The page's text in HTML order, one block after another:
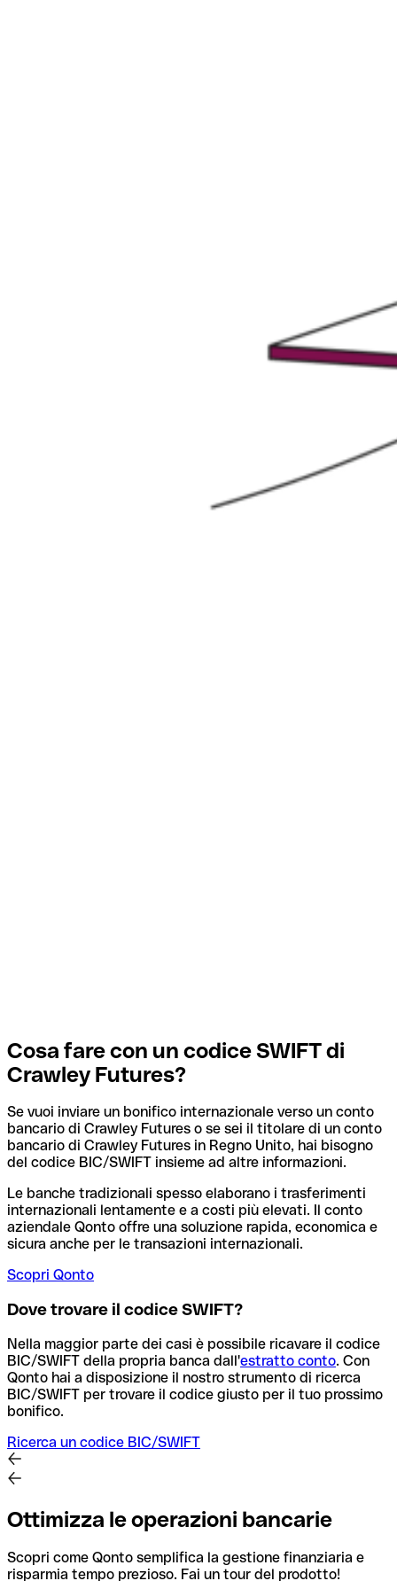
Cosa fare con un codice SWIFT di
Crawley Futures?
Se vuoi inviare un bonifico internazionale verso un conto
bancario di Crawley Futures o se sei il titolare di un conto
bancario di Crawley Futures in Regno Unito, hai bisogno
del codice BIC/SWIFT insieme ad altre informazioni.
Le banche tradizionali spesso elaborano i trasferimenti
internazionali lentamente e a costi più elevati. Il conto
aziendale Qonto offre una soluzione rapida, economica e
sicura anche per le transazioni internazionali.
Scopri Qonto
Dove trovare il codice SWIFT?
Nella maggior parte dei casi è possibile ricavare il codice
BIC/SWIFT della propria banca dall'estratto conto. Con
Qonto hai a disposizione il nostro strumento di ricerca
BIC/SWIFT per trovare il codice giusto per il tuo prossimo
bonifico.
Ricerca un codice BIC/SWIFT
Ottimizza le operazioni bancarie
Scopri come Qonto semplifica la gestione finanziaria e
risparmia tempo prezioso. Fai un tour del prodotto!